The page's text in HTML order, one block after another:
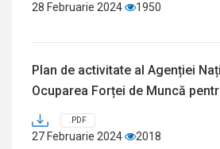
28 Februarie 2024 1950
Plan de activitate al Agenției
Ocuparea Forței de Muncă
.PDF
27 Februarie 2024 2018